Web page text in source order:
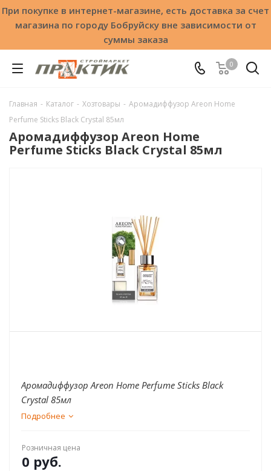
При покупке в интернет-магазине, есть доставка за счет
магазина по городу Бобруйску вне зависимости от
суммы заказа
0
Главная - Каталог - Хозтовары - Аромадиффузор Areon Home
Perfume Sticks Black Crystal 85мл
Аромадиффузор Areon Home
Perfume Sticks Black Crystal 85мл
Аромадиффузор Areon Home Perfume Sticks Black
Crystal 85мл
Подробнее
Розничная цена
0 руб.